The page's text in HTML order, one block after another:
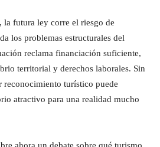
la futura ley corre el riesgo de
los problemas estructurales del
reclama financiación suficiente,
territorial y derechos laborales. Sin
reconocimiento turístico puede
atractivo para una realidad mucho